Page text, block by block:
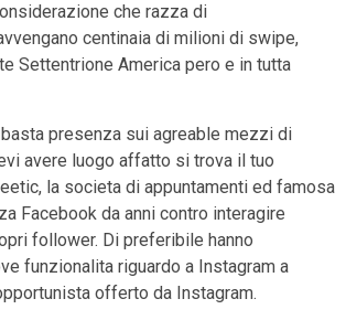
che razza di
centinaia di milioni di swipe,
Settentrione America pero e in tutta
presenza sui agreable mezzi di
avere luogo affatto si trova il tuo
la societa di appuntamenti ed famosa
Facebook da anni contro interagire
follower. Di preferibile hanno
funzionalita riguardo a Instagram a
offerto da Instagram.